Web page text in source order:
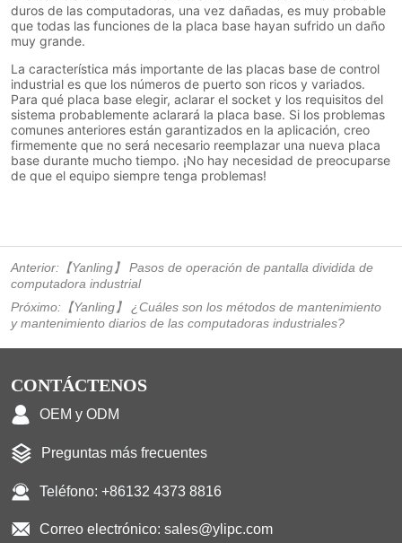
Anterior: 【Yanling】 Pasos de operación de pantalla dividida de
computadora industrial
Próximo: 【Yanling】 ¿Cuáles son los métodos de mantenimiento
y mantenimiento diarios de las computadoras industriales?
CONTÁCTENOS
OEM y ODM
Preguntas más frecuentes
Teléfono: +86132 4373 8816
Correo electrónico: sales@ylipc.com